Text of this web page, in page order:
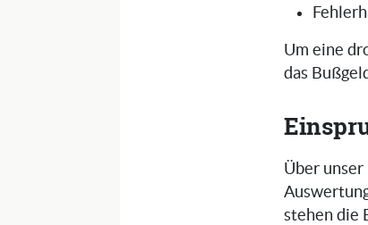
Um eine
das
Über
stehen die